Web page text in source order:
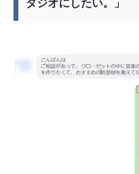
タジオにしたい。」